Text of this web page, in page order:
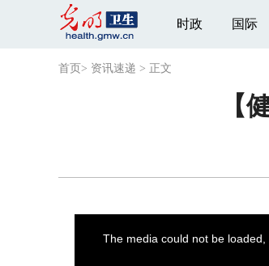
时政 国际
首页 > 资讯速递 > 正文
【
The media could not be